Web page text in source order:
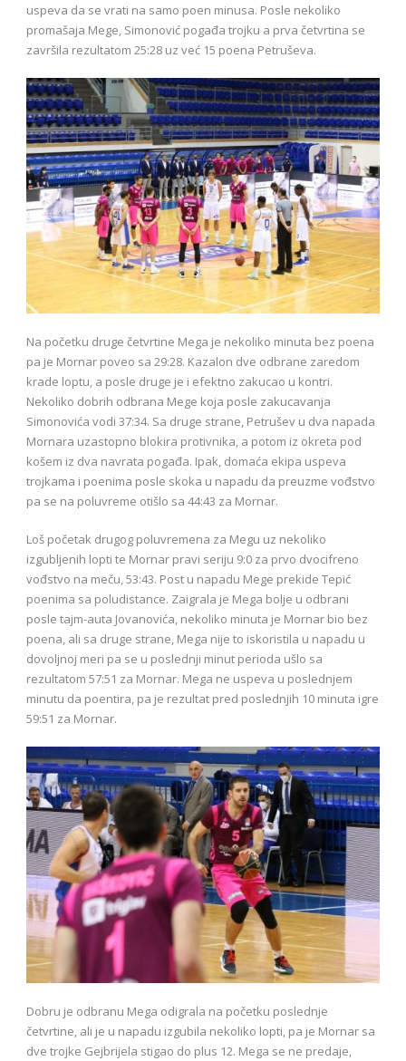
uspeva da se vrati na samo poen minusa. Posle nekoliko
promašaja Mege, Simonović pogađa trojku a prva četvrtina se
završila rezultatom 25:28 uz već 15 poena Petruševa.
Na početku druge četvrtine Mega je nekoliko minuta bez poena
pa je Mornar poveo sa 29:28. Kazalon dve odbrane zaredom
krade loptu, a posle druge je i efektno zakucao u kontri.
Nekoliko dobrih odbrana Mege koja posle zakucavanja
Simonovića vodi 37:34. Sa druge strane, Petrušev u dva napada
Mornara uzastopno blokira protivnika, a potom iz okreta pod
košem iz dva navrata pogađa. Ipak, domaća ekipa uspeva
trojkama i poenima posle skoka u napadu da preuzme vođstvo
pa se na poluvreme otišlo sa 44:43 za Mornar.
Loš početak drugog poluvremena za Megu uz nekoliko
izgubljenih lopti te Mornar pravi seriju 9:0 za prvo dvocifreno
vođstvo na meču, 53:43. Post u napadu Mege prekide Tepić
poenima sa poludistance. Zaigrala je Mega bolje u odbrani
posle tajm-auta Jovanovića, nekoliko minuta je Mornar bio bez
poena, ali sa druge strane, Mega nije to iskoristila u napadu u
dovoljnoj meri pa se u poslednji minut perioda ušlo sa
rezultatom 57:51 za Mornar. Mega ne uspeva u poslednjem
minutu da poentira, pa je rezultat pred poslednjih 10 minuta igre
59:51 za Mornar.
Dobru je odbranu Mega odigrala na početku poslednje
četvrtine, ali je u napadu izgubila nekoliko lopti, pa je Mornar sa
dve trojke Gejbrijela stigao do plus 12. Mega se ne predaje,